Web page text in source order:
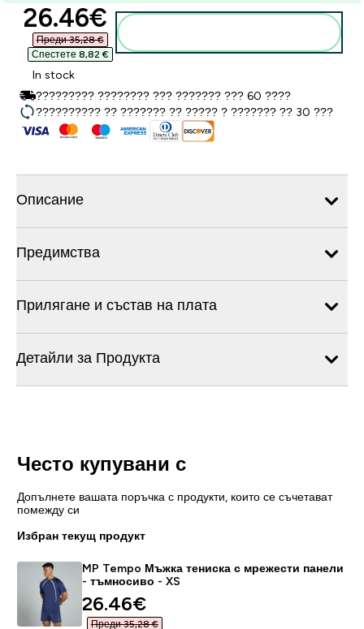
discounted price
26.46€‎
Преди 35,28 €‎
Спестете 8,82 €‎
In stock
????????? ???????? ??? ??????? ??? 60 ????
?????????? ?? ??????? ?? ????? ? ??????? ?? 30 ???
Описание
Предимства
Прилягане и състав на плата
Детайли за Продукта
Често купувани с
Допълнете вашата поръчка с продукти, които се съчетават
помежду си
Избран текущ продукт
MP Tempo Мъжка тениска с мрежести панели
- тъмносиво - XS
discounted price
26.46€‎
Преди 35,28 €‎